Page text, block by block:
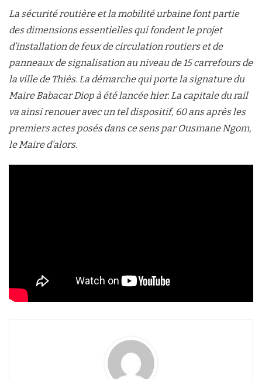
La sécurité routière et la mobilité urbaine font partie
des dimensions essentielles qui fondent le projet
d’installation de feux de circulation routiers et de
panneaux de signalisation au niveau de 15 carrefours de
la ville de Thiès. La démarche qui porte la signature du
Maire Babacar Diop à été lancée hier. La capitale du rail
va ainsi renouer avec un tel dispositif, 60 ans après les
premiers actes posés dans ce sens par Ousmane Ngom,
le Maire d’alors.